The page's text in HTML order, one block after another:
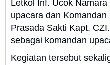
Letkol Inf. Ucok
upacara dan
Prasada Sakti Kapt.
sebagai komandan
Kegiatan tersebut